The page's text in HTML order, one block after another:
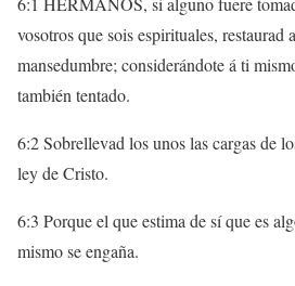
vosotros que sois espirituales, restaurad
mansedumbre; considerándote á ti
también tentado.
6:2 Sobrellevad los unos las cargas de
ley de Cristo.
6:3 Porque el que estima de sí que es
mismo se engaña.